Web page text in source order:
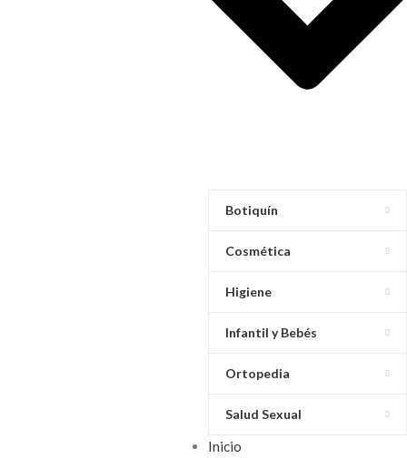
Botiquín
Cosmética
Higiene
Infantil y Bebés
Ortopedia
Salud Sexual
Inicio